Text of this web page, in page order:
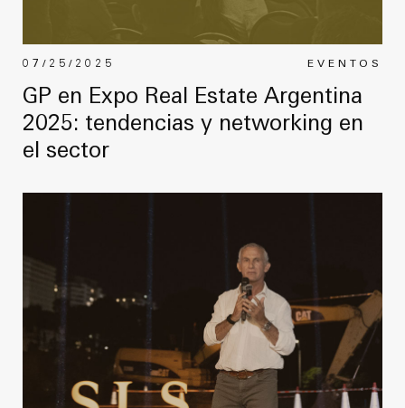
EVENTOS
07/25/2025
GP en Expo Real Estate Argentina
2025: tendencias y networking en
el sector